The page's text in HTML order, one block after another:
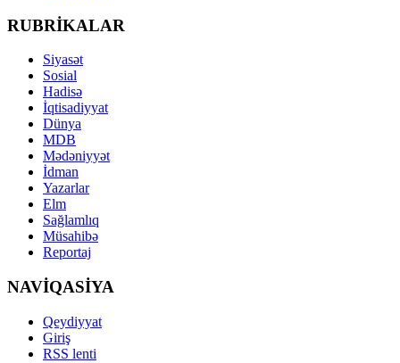
RUBRİKALAR
Siyasət
Sosial
Hadisə
İqtisadiyyat
Dünya
MDB
Mədəniyyət
İdman
Yazarlar
Elm
Sağlamlıq
Müsahibə
Reportaj
NAVİQASİYA
Qeydiyyat
Giriş
RSS lenti